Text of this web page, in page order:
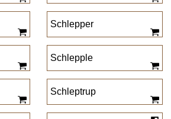
Schlepper
Schlepple
Schleptrup